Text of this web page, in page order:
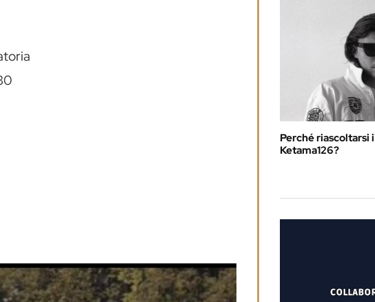
Perché riascoltarsi
Ketama126?